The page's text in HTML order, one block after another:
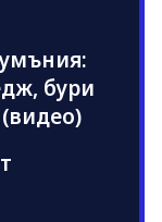
бури